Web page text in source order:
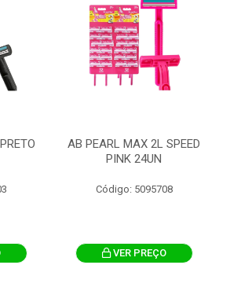
AB PEARL MAX 2L SPEED
PINK 24UN
Código: 5095708
VER PREÇO